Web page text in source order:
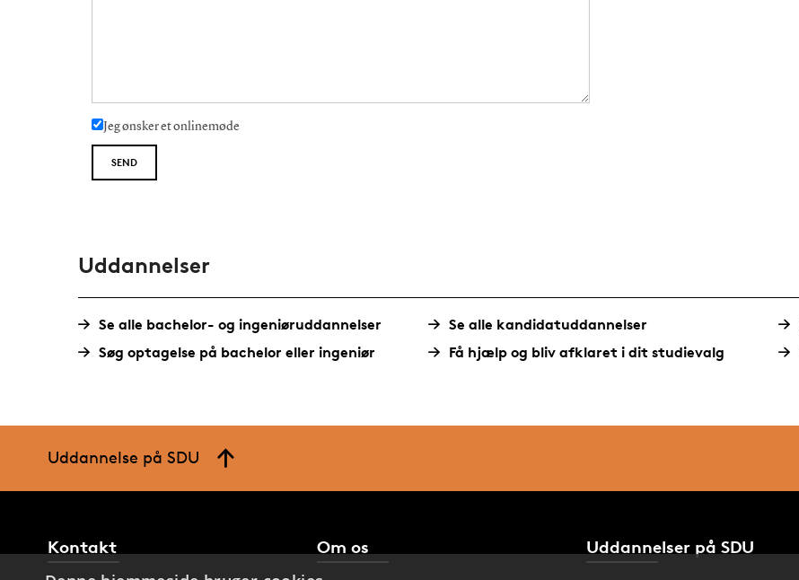
Jeg ønsker et onlinemøde
Uddannelser
Se alle bachelor- og ingeniøruddannelser
Søg optagelse på bachelor eller ingeniør
Se alle kandidatuddannelser
Få hjælp og bliv afklaret i dit studievalg
Uddannelse på SDU
Kontakt Om os Uddannelser på SDU